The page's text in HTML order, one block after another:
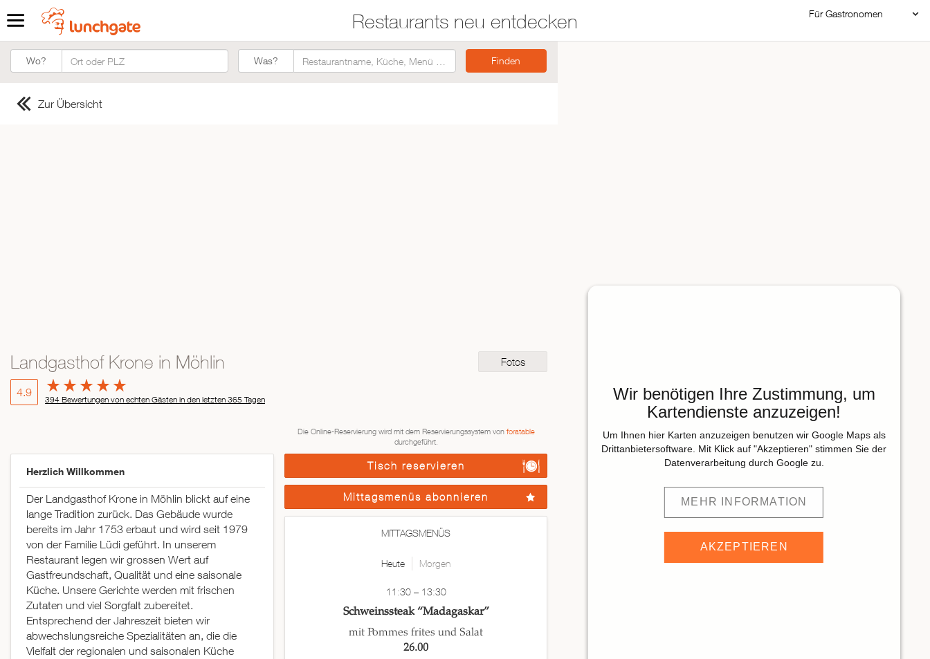
Restaurants neu entdecken
Für Gastronomen
Wo? Was?Was?
Zur Übersicht
Fotos
Landgasthof Krone in Möhlin
4.9
394 Bewertungen von echten Gästen in den letzten 365 Tagen
Die Online-Reservierung wird mit dem Reservierungssystem von foratable
durchgeführt.
Herzlich Willkommen
Der Landgasthof Krone in Möhlin blickt auf eine
lange Tradition zurück. Das Gebäude wurde
bereits im Jahr 1753 erbaut und wird seit 1979
von der Familie Lüdi geführt. In unserem
Restaurant legen wir grossen Wert auf
Gastfreundschaft, Qualität und eine saisonale
Küche. Unsere Gerichte werden mit frischen
Zutaten und viel Sorgfalt zubereitet.
Entsprechend der Jahreszeit bieten wir
abwechslungsreiche Spezialitäten an, die die
Vielfalt der regionalen und saisonalen Küche
Tisch reservieren
Mittagsmenüs abonnieren
MITTAGSMENÜS
Heute Morgen
11:30 – 13:30
Schweinssteak “Madagaskar”
mit Pommes frites und Salat
26.00
Wir benötigen Ihre Zustimmung, um
Kartendienste anzuzeigen!
Um Ihnen hier Karten anzuzeigen benutzen wir Google Maps als
Drittanbietersoftware. Mit Klick auf "Akzeptieren" stimmen Sie der
Datenverarbeitung durch Google zu.
MEHR INFORMATION
AKZEPTIEREN